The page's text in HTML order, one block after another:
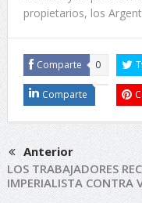
propietarios, los
Comparte 0
Comparte
Anterior
LOS TRABAJADORES
IMPERIALISTA CONTRA